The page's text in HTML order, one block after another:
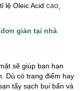
lệ Oleic Acid cao,
giản tại nhà
sẽ giúp bạn hạn
Dù có trang điểm hay
tẩy sạch bụi bẩn và